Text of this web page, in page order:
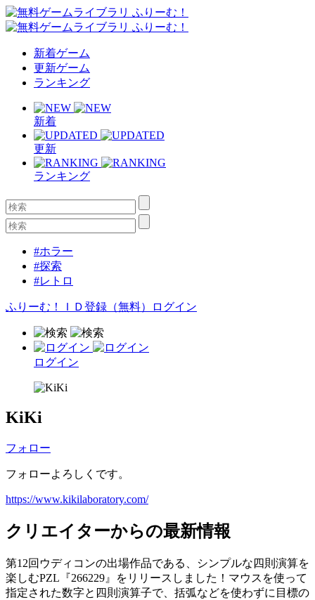
新着ゲーム
更新ゲーム
ランキング
新着
更新
ランキング
#ホラー
#探索
#レトロ
ふりーむ！ＩＤ登録（無料） ログイン
ログイン
KiKi
フォロー
フォローよろしくです。
https://www.kikilaboratory.com/
クリエイターからの最新情報
第12回ウディコンの出場作品である、シンプルな四則演算を
楽しむPZL『266229』をリリースしました！マウスを使って
指定された数字と四則演算子で、括弧などを使わずに目標の